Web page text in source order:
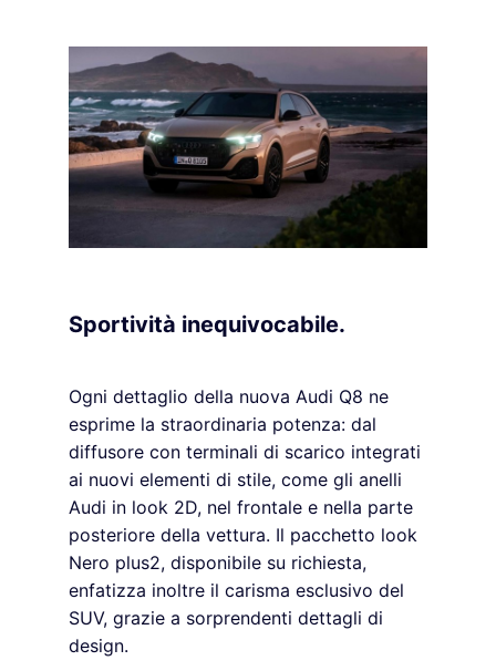
Sportività inequivocabile.
Ogni dettaglio della nuova Audi Q8 ne
esprime la straordinaria potenza: dal
diffusore con terminali di scarico integrati
ai nuovi elementi di stile, come gli anelli
Audi in look 2D, nel frontale e nella parte
posteriore della vettura. Il pacchetto look
Nero plus2, disponibile su richiesta,
enfatizza inoltre il carisma esclusivo del
SUV, grazie a sorprendenti dettagli di
design.